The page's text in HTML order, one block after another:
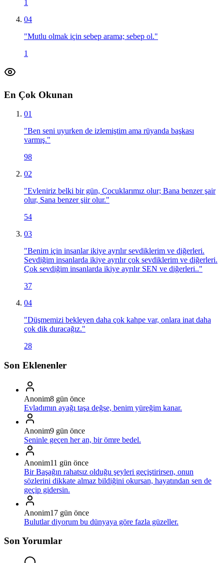
1
04
"Mutlu olmak için sebep arama; sebep ol."
1
En Çok Okunan
01
"Ben seni uyurken de izlemiştim ama rüyanda başkası
varmış."
98
02
"Evleniriz belki bir gün, Çocuklarımız olur; Bana benzer şair
olur, Sana benzer şiir olur."
54
03
"Benim için insanlar ikiye ayrılır sevdiklerim ve diğerleri.
Sevdiğim insanlarda ikiye ayrılır çok sevdiklerim ve diğerleri.
Çok sevdiğim insanlarda ikiye ayrılır SEN ve diğerleri.."
37
04
"Düşmemizi bekleyen daha çok kahpe var, onlara inat daha
çok dik duracağız."
28
Son Eklenenler
Anonim8 gün önce
Evladımın ayağı taşa değse, benim yüreğim kanar.
Anonim9 gün önce
Seninle geçen her an, bir ömre bedel.
Anonim11 gün önce
Bir Başağın rahatsız olduğu şeyleri geçiştirirsen, onun
sözlerini dikkate almaz bildiğini okursan, hayatından sen de
geçip gidersin.
Anonim17 gün önce
Bulutlar diyorum bu dünyaya göre fazla güzeller.
Son Yorumlar